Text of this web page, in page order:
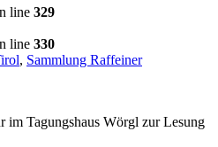
line 329
line 330
, Sammlung Raffeiner
im Tagungshaus Wörgl zur Lesung